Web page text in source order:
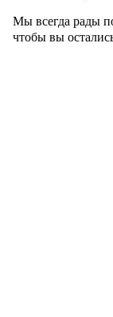
Мы всегда рады
чтобы вы